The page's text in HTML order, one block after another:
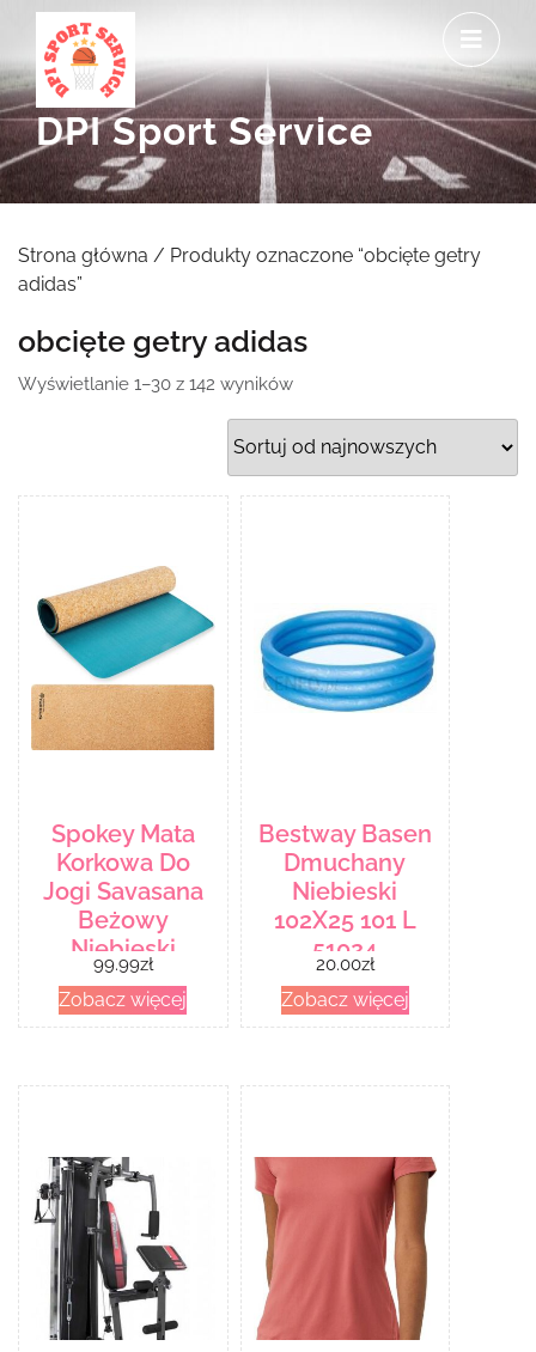
content
DPI Sport Service
Strona główna / Produkty oznaczone “obcięte getry
adidas”
obcięte getry adidas
Wyświetlanie 1–30 z 142 wynikówPosortowane
według
najnowszych
Spokey Mata
Korkowa Do
Jogi Savasana
Beżowy
Niebieski
99.99zł
Zobacz więcej
Bestway Basen
Dmuchany
Niebieski
102X25 101 L
51024
20.00zł
Zobacz więcej